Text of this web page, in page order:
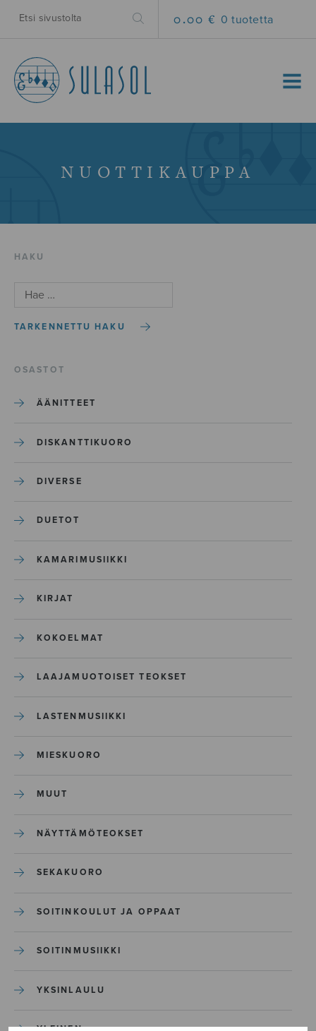
0.00 € 0 tuotetta
MENU
NUOTTIKAUPPA
HAKU
TARKENNETTU HAKU
OSASTOT
ÄÄNITTEET
DISKANTTIKUORO
DIVERSE
DUETOT
KAMARIMUSIIKKI
KIRJAT
KOKOELMAT
LAAJAMUOTOISET TEOKSET
LASTENMUSIIKKI
MIESKUORO
MUUT
NÄYTTÄMÖTEOKSET
SEKAKUORO
SOITINKOULUT JA OPPAAT
SOITINMUSIIKKI
YKSINLAULU